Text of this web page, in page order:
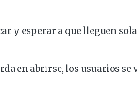
y esperar a que lleguen
en abrirse, los usuarios se